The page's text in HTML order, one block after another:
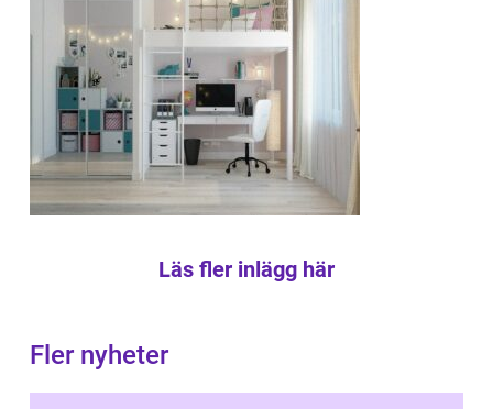
Läs fler inlägg här
Fler nyheter